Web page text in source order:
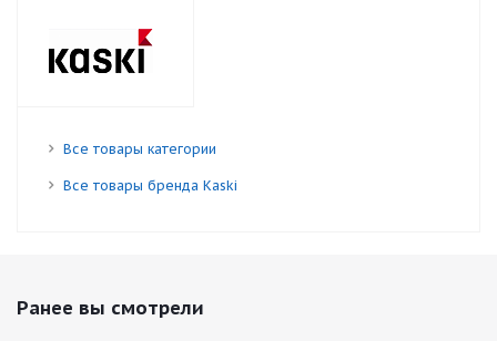
Все товары категории
Все товары бренда Kaski
Ранее вы смотрели